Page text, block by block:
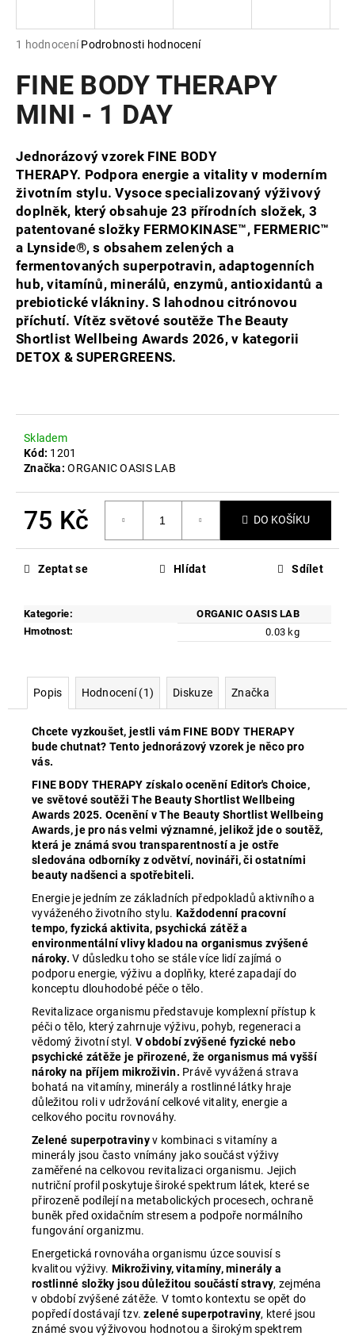
Průměrné
produktu
je
5,0
hvězdiček.
1 hodnocení Podrobnosti hodnocení
FINE BODY THERAPY
MINI - 1 DAY
Jednorázový vzorek FINE BODY
THERAPY. Podpora energie a vitality v moderním
životním stylu. Vysoce specializovaný výživový
doplněk, který obsahuje 23 přírodních složek, 3
patentované složky FERMOKINASE™, FERMERIC™
a Lynside®, s obsahem zelených a
fermentovaných superpotravin, adaptogenních
hub, vitamínů, minerálů, enzymů, antioxidantů a
prebiotické vlákniny. S lahodnou citrónovou
příchutí. Vítěz světové soutěže The Beauty
Shortlist Wellbeing Awards 2026, v kategorii
DETOX & SUPERGREENS.
Skladem
Kód: 1201
Značka:ORGANIC OASIS LAB
75 Kč DO KOŠÍKU
Kategorie:
ORGANIC OASIS LAB
Hmotnost: 0.03 kg
Zeptat se Hlídat Sdílet
Popis Hodnocení (1) Diskuze Značka
Chcete vyzkoušet, jestli vám FINE BODY THERAPY
bude chutnat? Tento jednorázový vzorek je něco pro
vás.
FINE BODY THERAPY získalo ocenění Editor's Choice,
ve světové soutěži The Beauty Shortlist Wellbeing
Awards 2025. Ocenění v The Beauty Shortlist Wellbeing
Awards, je pro nás velmi významné, jelikož jde o soutěž,
která je známá svou transparentností a je ostře
sledována odborníky z odvětví, novináři, či ostatními
beauty nadšenci a spotřebiteli.
Energie je jedním ze základních předpokladů aktivního a
vyváženého životního stylu. Každodenní pracovní
tempo, fyzická aktivita, psychická zátěž a
environmentální vlivy kladou na organismus zvýšené
nároky. V důsledku toho se stále více lidí zajímá o
podporu energie, výživu a doplňky, které zapadají do
konceptu dlouhodobé péče o tělo.
Revitalizace organismu představuje komplexní přístup k
péči o tělo, který zahrnuje výživu, pohyb, regeneraci a
vědomý životní styl. V období zvýšené fyzické nebo
psychické zátěže je přirozené, že organismus má vyšší
nároky na příjem mikroživin. Právě vyvážená strava
bohatá na vitamíny, minerály a rostlinné látky hraje
důležitou roli v udržování celkové vitality, energie a
celkového pocitu rovnováhy.
Zelené superpotravinyv kombinaci s vitamíny a
minerály jsou často vnímány jako součást výživy
zaměřené na celkovou revitalizaci organismu. Jejich
nutriční profil poskytuje široké spektrum látek, které se
přirozeně podílejí na metabolických procesech, ochraně
buněk před oxidačním stresem a podpoře normálního
fungování organizmu.
Energetická rovnováha organismu úzce souvisí s
kvalitou výživy. Mikroživiny, vitamíny, minerály a
rostlinné složky jsou důležitou součástí stravy, zejména
v období zvýšené zátěže. V tomto kontextu se opět do
popředí dostávají tzv.zelené superpotraviny, které jsou
známé svou výživovou hodnotou a širokým spektrem
j
t
?
HLEDAT
D
o
p
o
r
u
č
e
e
PROBIO
THERAPY
PACK
Původně:
857